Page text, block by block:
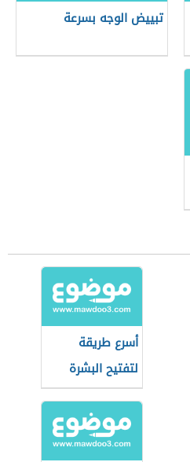
تبييض الوجه بسرعة
أسرع طريقة
لتفتيح البشرة